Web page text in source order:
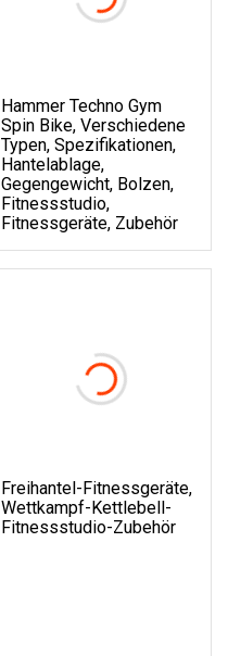
Hammer Techno Gym
Spin Bike, Verschiedene
Typen, Spezifikationen,
Hantelablage,
Gegengewicht, Bolzen,
Fitnessstudio,
Fitnessgeräte, Zubehör
Freihantel-Fitnessgeräte,
Wettkampf-Kettlebell-
Fitnessstudio-Zubehör